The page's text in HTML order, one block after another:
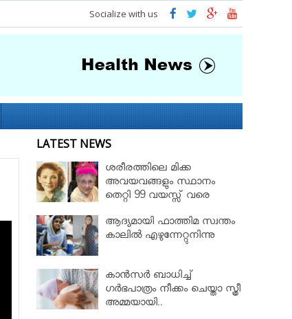
Socialize with us
LATEST NEWS
ശരീരത്തിലെ മിക്ക
അവയവങ്ങളും സ്ഥാനം
തെറ്റി 99 വയസ്സ് വരെ
ആദ്യമായി ഫാത്തിമ സ്വന്തം
കാലില്‍ എഴുന്നേറ്റുനിന്നു
കാൻസർ ബാധിച്ച്
ഗർഭപാത്രം നീക്കം ചെയ്താ സ്ത്രീ
അമ്മയായി..